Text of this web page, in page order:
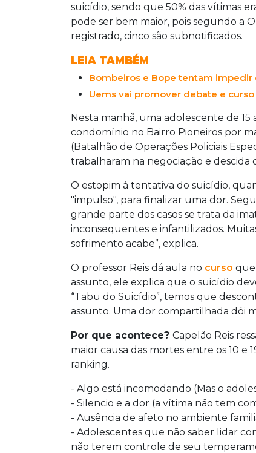
suicídio, sendo que 50% das vítimas
pode ser bem maior, pois segundo a
registrado, cinco são subnotificados.
LEIA TAMBÉM
Bombeiros e Bope tentam impedir
Uems vai promover debate e
Nesta manhã, uma adolescente de
condomínio no Bairro Pioneiros por
(Batalhão de Operações Policiais
trabalharam na negociação e descida
O estopim à tentativa do suicídio,
"impulso", para finalizar uma dor.
grande parte dos casos se trata da
inconsequentes e infantilizados.
sofrimento acabe”, explica.
O professor Reis dá aula no curso que
assunto, ele explica que o suicídio
“Tabu do Suicídio”, temos que
assunto. Uma dor compartilhada dói
Por que acontece? Capelão Reis
maior causa das mortes entre os 10 e
ranking.
- Algo está incomodando (Mas o
- Silencio e a dor (a vítima não tem
- Ausência de afeto no ambiente
- Adolescentes que não saber lidar
não terem controle de seu